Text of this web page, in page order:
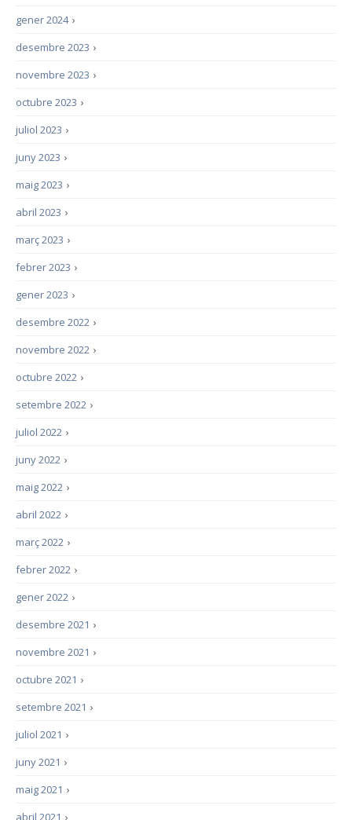
›
gener 2024
›
desembre 2023
›
novembre 2023
›
octubre 2023
›
juliol 2023
›
juny 2023
›
maig 2023
›
abril 2023
›
març 2023
›
febrer 2023
›
gener 2023
›
desembre 2022
›
novembre 2022
›
octubre 2022
›
setembre 2022
›
juliol 2022
›
juny 2022
›
maig 2022
›
abril 2022
›
març 2022
›
febrer 2022
›
gener 2022
›
desembre 2021
›
novembre 2021
›
octubre 2021
›
setembre 2021
›
juliol 2021
›
juny 2021
›
maig 2021
›
abril 2021